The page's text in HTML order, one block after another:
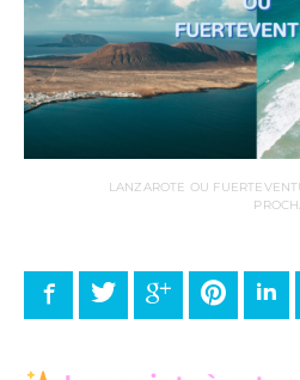
LANZAROTE OU
FacebookTwitter Google+ Pinterest